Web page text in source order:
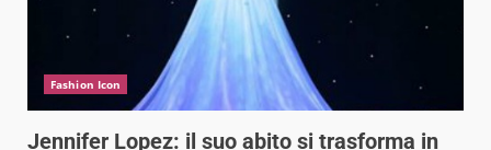
Fashion Icon
Jennifer Lopez: il suo abito si trasforma in